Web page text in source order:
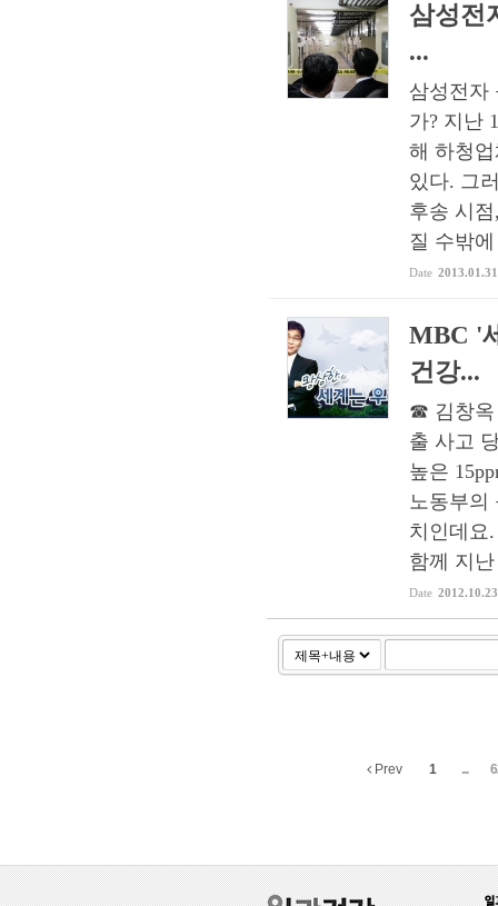
삼성전
...
삼성전자
가? 지난
해 하청
있다. 그
후송 시
질 수밖
Date 2013.01.31
MBC '
건강...
☎ 김창옥
출 사고
높은
노동부의
치인데요
함께 지
Date 2012.10.23
Prev 1 ...